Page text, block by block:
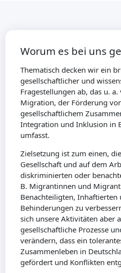
Worum es bei uns
Thematisch decken wir ein
gesellschaftlicher und
Fragestellungen ab, das u.
Migration, der Förderung
gesellschaftlichem
Integration und Inklusion in
umfasst.
Zielsetzung ist zum einen,
Gesellschaft und auf dem
diskriminierten oder
B. Migrantinnen und
Benachteiligten, Inhaftierten
Behinderungen zu
sich unsere Aktivitäten aber
gesellschaftliche Prozesse
verändern, dass ein
Zusammenleben in
gefördert und Konflikten